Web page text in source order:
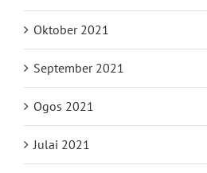
Oktober 2021
September 2021
Ogos 2021
Julai 2021